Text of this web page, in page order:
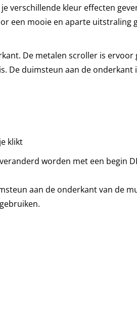
verschillende kleur effecten
een mooie en aparte uitstraling
De metalen scroller is ervoor
De duimsteun aan de onderkant
klikt
worden met een begin
aan de onderkant van de